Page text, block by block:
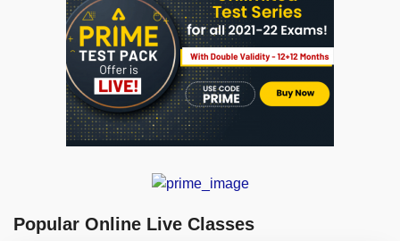
Popular Online Live Classes